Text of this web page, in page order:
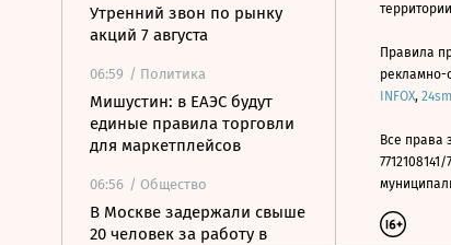
Утренний звон по рынку
акций 7 августа
06:59 / Политика
Мишустин: в ЕАЭС будут
единые правила торговли
для маркетплейсов
06:56 / Общество
В Москве задержали свыше
20 человек за работу в
Правила
рекламно-
INFOX,
Все